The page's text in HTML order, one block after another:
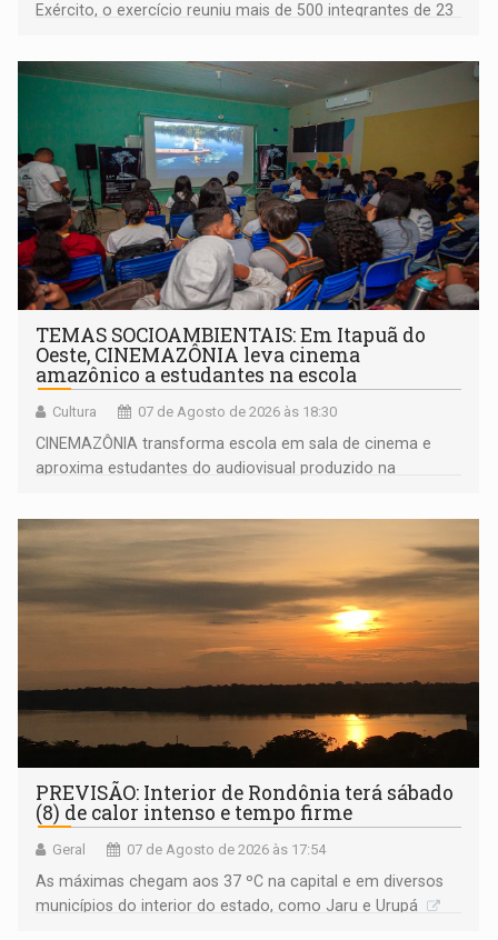
Exército, o exercício reuniu mais de 500 integrantes de 23
TEMAS SOCIOAMBIENTAIS: Em Itapuã do
Oeste, CINEMAZÔNIA leva cinema
amazônico a estudantes na escola
Cultura 07 de Agosto de 2026 às 18:30
CINEMAZÔNIA transforma escola em sala de cinema e
aproxima estudantes do audiovisual produzido na
PREVISÃO: Interior de Rondônia terá sábado
(8) de calor intenso e tempo firme
Geral 07 de Agosto de 2026 às 17:54
As máximas chegam aos 37 ºC na capital e em diversos
municípios do interior do estado, como Jaru e Urupá